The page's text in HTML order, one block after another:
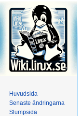
Huvudsida
Senaste ändringarna
Slumpsida